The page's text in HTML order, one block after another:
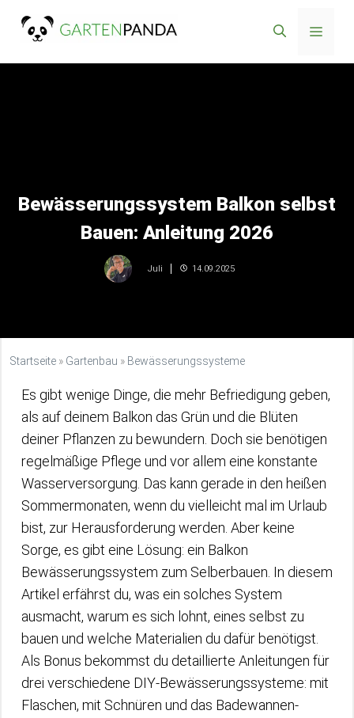
Inhalt
Menü
Bewässerungssystem Balkon selbst
Bauen: Anleitung 2026
Juli 14.09.2025
Startseite » Gartenbau » Bewässerungssysteme
Es gibt wenige Dinge, die mehr Befriedigung geben,
als auf deinem Balkon das Grün und die Blüten
deiner Pflanzen zu bewundern. Doch sie benötigen
regelmäßige Pflege und vor allem eine konstante
Wasserversorgung. Das kann gerade in den heißen
Sommermonaten, wenn du vielleicht mal im Urlaub
bist, zur Herausforderung werden. Aber keine
Sorge, es gibt eine Lösung: ein Balkon
Bewässerungssystem zum Selberbauen. In diesem
Artikel erfährst du, was ein solches System
ausmacht, warum es sich lohnt, eines selbst zu
bauen und welche Materialien du dafür benötigst.
Als Bonus bekommst du detaillierte Anleitungen für
drei verschiedene DIY-Bewässerungssysteme: mit
Flaschen, mit Schnüren und das Badewannen-